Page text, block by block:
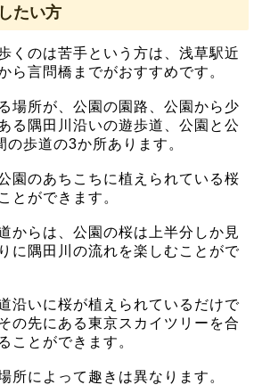
たい方
くのは苦手という方は、浅草駅近
ら言問橋までがおすすめです。
場所が、公園の園路、公園から少
る隅田川沿いの遊歩道、公園と公
歩道の3か所あります。
園のあちこちに植えられている桜
とができます。
からは、公園の桜は上半分しか見
に隅田川の流れを楽しむことがで
沿いに桜が植えられているだけで
の先にある東京スカイツリーを合
ことができます。
所によって趣きは異なります。